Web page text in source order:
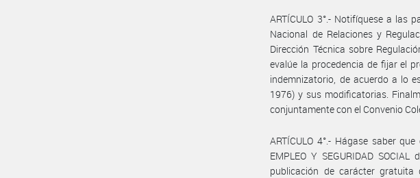
ARTÍCULO 3°.- Notifíquese a las
Nacional de Relaciones y
Dirección Técnica sobre
evalúe la procedencia de fijar el
indemnizatorio, de acuerdo a lo
1976) y sus modificatorias.
conjuntamente con el Convenio
ARTÍCULO 4°.- Hágase saber
EMPLEO Y SEGURIDAD
publicación de carácter gratuita